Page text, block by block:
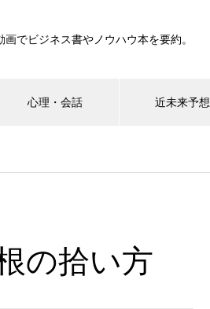
でビジネス書やノウハウ本を要約。
心理・会話 近未来予想
の拾い方